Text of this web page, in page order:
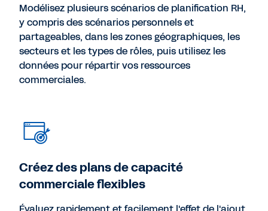
Modélisez plusieurs scénarios de planification RH,
y compris des scénarios personnels et
partageables, dans les zones géographiques, les
secteurs et les types de rôles, puis utilisez les
données pour répartir vos ressources
commerciales.
Créez des plans de capacité
commerciale flexibles